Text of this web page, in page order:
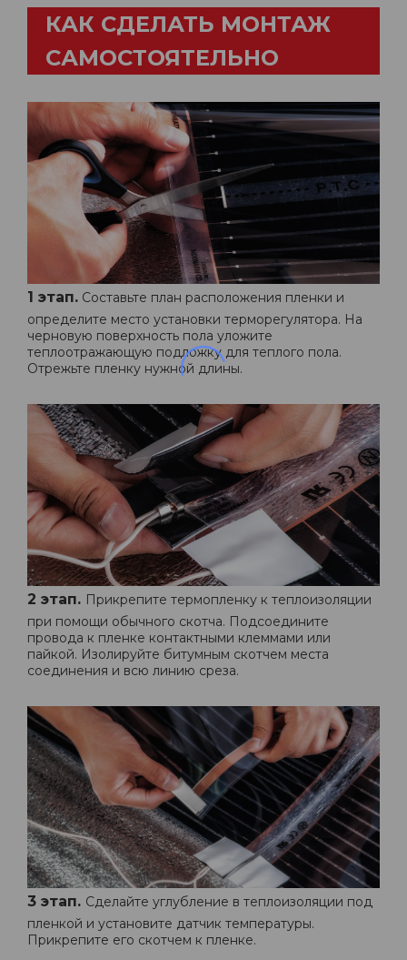
КАК СДЕЛАТЬ МОНТАЖ
САМОСТОЯТЕЛЬНО
1 этап. Составьте план расположения пленки и
определите место установки терморегулятора. На
черновую поверхность пола уложите
теплоотражающую подложку для теплого пола.
Отрежьте пленку нужной длины.
2 этап. Прикрепите термопленку к теплоизоляции
при помощи обычного скотча. Подсоедините
провода к пленке контактными клеммами или
пайкой. Изолируйте битумным скотчем места
соединения и всю линию среза.
3 этап. Сделайте углубление в теплоизоляции под
пленкой и установите датчик температуры.
Прикрепите его скотчем к пленке.